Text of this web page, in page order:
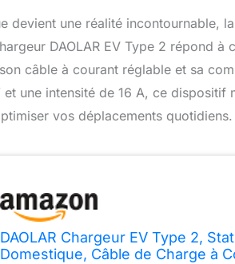
devient une réalité incontournable,
DAOLAR EV Type 2 répond à
câble à courant réglable et sa
une intensité de 16 A, ce dispositif
vos déplacements quotidiens.
DAOLAR Chargeur EV Type 2,
Domestique, Câble de Charge à